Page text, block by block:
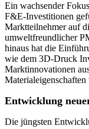
Ein wachsender
F&E-Investitionen
Marktteilnehmer auf
umweltfreundlicher
hinaus hat die
wie dem 3D-Druck
Marktinnovationen
Materialeigenschaften
Entwicklung
Die jüngsten